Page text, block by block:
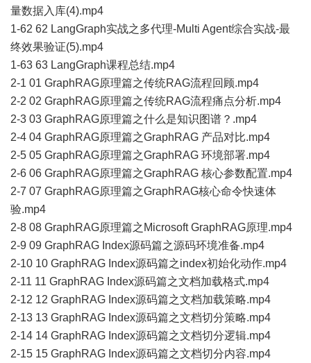
量数据入库(4).mp4
1-62 62 LangGraph实战之多代理-Multi Agent综合实战-最
终效果验证(5).mp4
1-63 63 LangGraph课程总结.mp4
2-1 01 GraphRAG原理篇之传统RAG流程回顾.mp4
2-2 02 GraphRAG原理篇之传统RAG流程痛点分析.mp4
2-3 03 GraphRAG原理篇之什么是知识图谱？.mp4
2-4 04 GraphRAG原理篇之GraphRAG 产品对比.mp4
2-5 05 GraphRAG原理篇之GraphRAG 环境部署.mp4
2-6 06 GraphRAG原理篇之GraphRAG 核心参数配置.mp4
2-7 07 GraphRAG原理篇之GraphRAG核心命令快速体
验.mp4
2-8 08 GraphRAG原理篇之Microsoft GraphRAG原理.mp4
2-9 09 GraphRAG Index源码篇之源码环境准备.mp4
2-10 10 GraphRAG Index源码篇之index初始化动作.mp4
2-11 11 GraphRAG Index源码篇之文档加载格式.mp4
2-12 12 GraphRAG Index源码篇之文档加载策略.mp4
2-13 13 GraphRAG Index源码篇之文档切分策略.mp4
2-14 14 GraphRAG Index源码篇之文档切分逻辑.mp4
2-15 15 GraphRAG Index源码篇之文档切分内容.mp4